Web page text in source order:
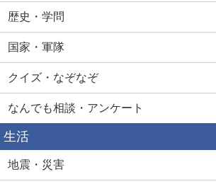
歴史・学問
国家・軍隊
クイズ・なぞなぞ
なんでも相談・アンケート
生活
地震・災害